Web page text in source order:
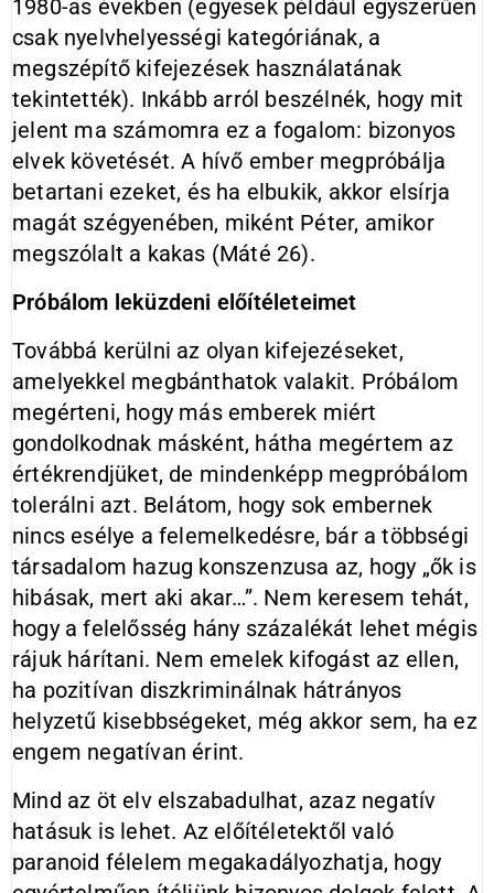
1980-as években (egyesek például egyszerűen
csak nyelvhelyességi kategóriának, a
megszépítő kifejezések használatának
tekintették). Inkább arról beszélnék, hogy mit
jelent ma számomra ez a fogalom: bizonyos
elvek követését. A hívő ember megpróbálja
betartani ezeket, és ha elbukik, akkor elsírja
magát szégyenében, miként Péter, amikor
megszólalt a kakas (Máté 26).
Próbálom leküzdeni előítéleteimet
Továbbá kerülni az olyan kifejezéseket,
amelyekkel megbánthatok valakit. Próbálom
megérteni, hogy más emberek miért
gondolkodnak másként, hátha megértem az
értékrendjüket, de mindenképp megpróbálom
tolerálni azt. Belátom, hogy sok embernek
nincs esélye a felemelkedésre, bár a többségi
társadalom hazug konszenzusa az, hogy „ők is
hibásak, mert aki akar…”. Nem keresem tehát,
hogy a felelősség hány százalékát lehet mégis
rájuk hárítani. Nem emelek kifogást az ellen,
ha pozitívan diszkriminálnak hátrányos
helyzetű kisebbségeket, még akkor sem, ha ez
engem negatívan érint.
Mind az öt elv elszabadulhat, azaz negatív
hatásuk is lehet. Az előítéletektől való
paranoid félelem megakadályozhatja, hogy